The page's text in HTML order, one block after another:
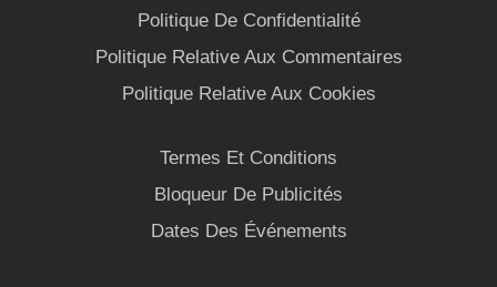
Politique De Confidentialité
Politique Relative Aux Commentaires
Politique Relative Aux Cookies
Termes Et Conditions
Bloqueur De Publicités
Dates Des Événements